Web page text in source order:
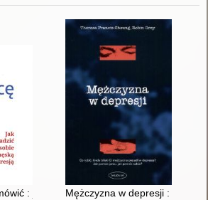
: jak poradzić sobie z męską depresją
Mężczyzna w depresji : co